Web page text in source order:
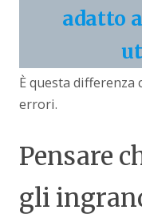
adatto
È questa differenza
errori.
Pensare
gli